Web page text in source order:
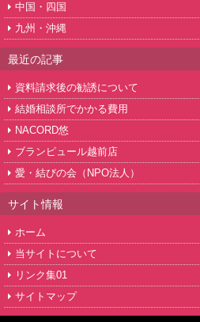
中国・四国
九州・沖縄
最近の記事
資料請求後の勧誘について
結婚相談所でかかる費用
NACORD悠
ブランピュール越前店
愛・結びの会（NPO法人）
サイト情報
ホーム
当サイトについて
リンク集01
サイトマップ